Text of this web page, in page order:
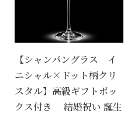
【シャンパングラス イ
ニシャル×ドット柄クリ
スタル】高級ギフトボッ
クス付き 結婚祝い 誕生